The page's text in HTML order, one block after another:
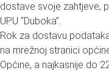
dostave svoje zahtjeve,
UPU “Duboka”.
Rok za dostavu
na mrežnoj stranici
Općine, a najkasnije do